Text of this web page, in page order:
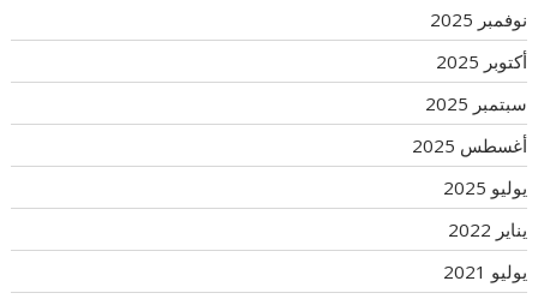
نوفمبر 2025
أكتوبر 2025
سبتمبر 2025
أغسطس 2025
يوليو 2025
يناير 2022
يوليو 2021